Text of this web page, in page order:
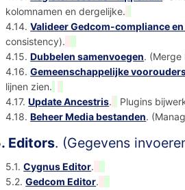
kolomnamen en dergelijke.
4.14.Valideer Gedcom-compliance
consistency).
4.15.Dubbelen samenvoegen. (Merge
4.16.Gemeenschappelijke
lijnen zien.
4.17.Update Ancestris.
Plugins
4.18.Beheer Media bestanden.
Editors. (Gegevens
5.1.Cygnus Editor.
5.2.Gedcom Editor.